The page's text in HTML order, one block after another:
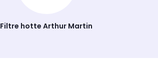
Filtre hotte Arthur Martin